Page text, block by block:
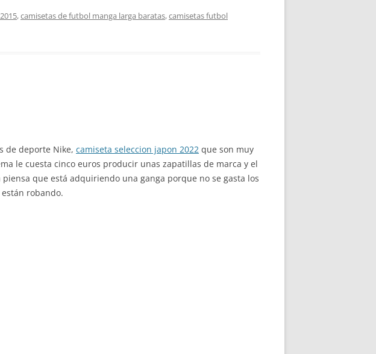
,camisetas de futbol manga larga baratas,camisetas futbol
de deporte Nike, camiseta seleccion japon 2022 que son muy
le cuesta cinco euros producir unas zapatillas de marca y el
que está adquiriendo una ganga porque no se gasta los
robando.